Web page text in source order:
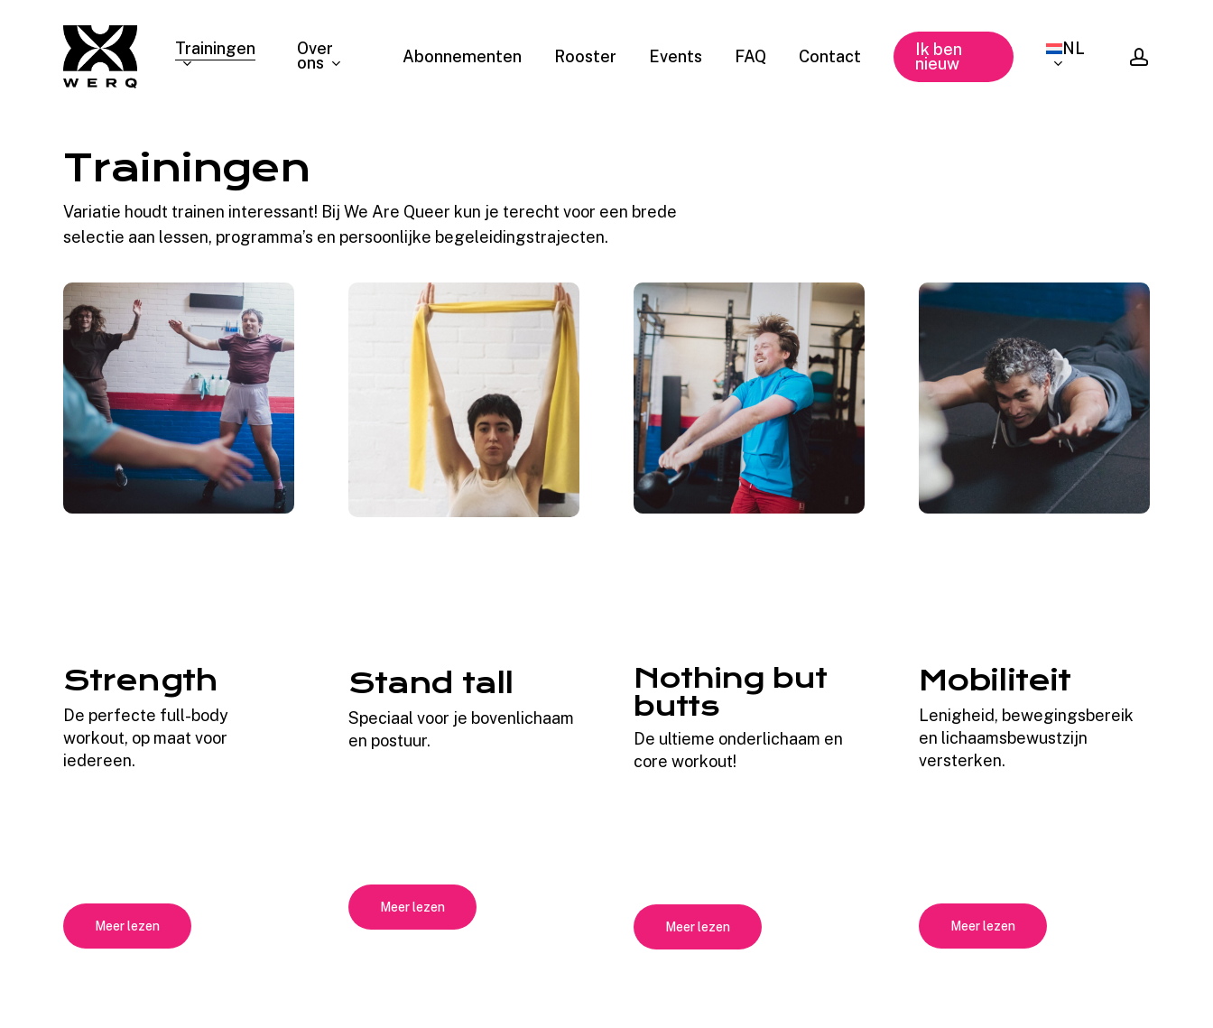
Trainingen Over
ons Abonnementen Rooster Events FAQ Contact Ik ben
nieuw
NL
Trainingen
Variatie houdt trainen interessant! Bij We Are Queer kun je terecht voor een brede
selectie aan lessen, programma’s en persoonlijke begeleidingstrajecten.
Strength
De perfecte full-body
workout, op maat voor
iedereen.
Meer lezen
Stand tall
Speciaal voor je bovenlichaam
en postuur.
Meer lezen
Nothing but
butts
De ultieme onderlichaam en
core workout!
Meer lezen
Mobiliteit
Lenigheid, bewegingsbereik
en lichaamsbewustzijn
versterken.
Meer lezen